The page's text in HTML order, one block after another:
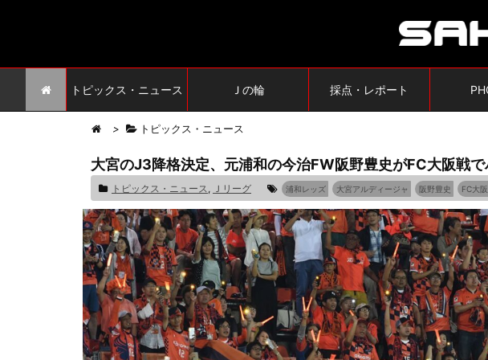
トピックス・ニュース Ｊの輪 採点・レポート
> トピックス・ニュース
大宮のJ3降格決定、元浦和の今治FW阪野豊史がFC大阪戦で
トピックス・ニュース, Ｊリーグ 浦和レッズ 大宮アルディージャ 阪野豊史 FC大阪